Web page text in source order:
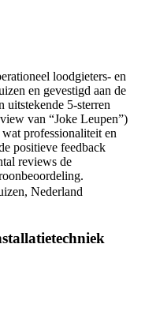
loodgieters- en
en gevestigd aan de
5‑sterren
van “Joke Leupen”)
professionaliteit en
positieve feedback
reviews de
Nederland